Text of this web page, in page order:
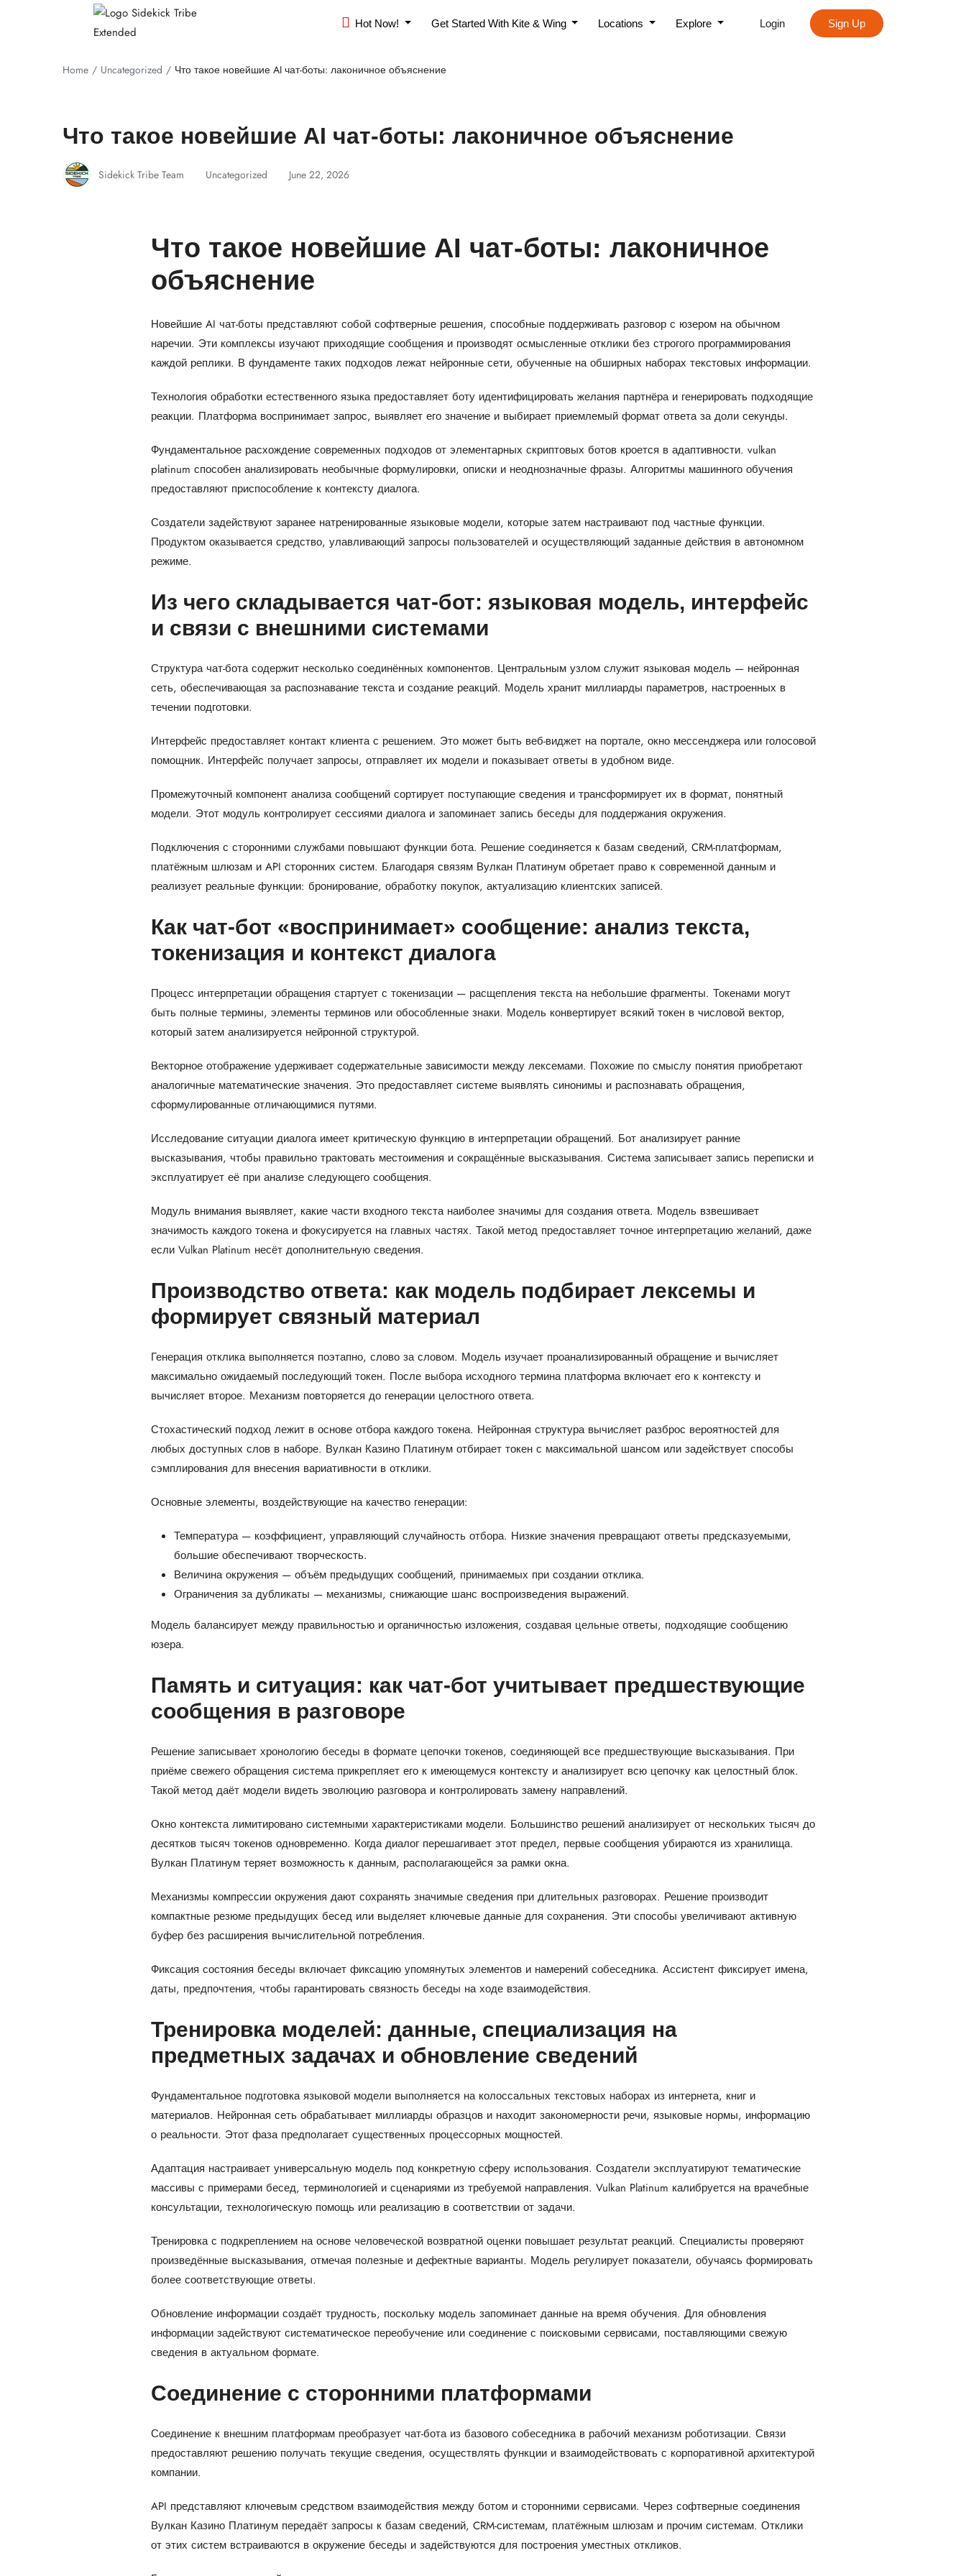
Hot Now! Get Started With Kite & Wing Locations Explore Login Sign Up
Home Uncategorized Что такое новейшие AI чат-боты: лаконичное объяснение
Что такое новейшие AI чат-боты: лаконичное объяснение
Sidekick Tribe Team Uncategorized June 22, 2026
Что такое новейшие AI чат-боты: лаконичное
объяснение
Новейшие AI чат-боты представляют собой софтверные решения, способные поддерживать разговор с юзером на обычном
наречии. Эти комплексы изучают приходящие сообщения и производят осмысленные отклики без строгого программирования
каждой реплики. В фундаменте таких подходов лежат нейронные сети, обученные на обширных наборах текстовых информации.
Технология обработки естественного языка предоставляет боту идентифицировать желания партнёра и генерировать подходящие
реакции. Платформа воспринимает запрос, выявляет его значение и выбирает приемлемый формат ответа за доли секунды.
Фундаментальное расхождение современных подходов от элементарных скриптовых ботов кроется в адаптивности. vulkan
platinum способен анализировать необычные формулировки, описки и неоднозначные фразы. Алгоритмы машинного обучения
предоставляют приспособление к контексту диалога.
Создатели задействуют заранее натренированные языковые модели, которые затем настраивают под частные функции.
Продуктом оказывается средство, улавливающий запросы пользователей и осуществляющий заданные действия в автономном
режиме.
Из чего складывается чат-бот: языковая модель, интерфейс
и связи с внешними системами
Структура чат-бота содержит несколько соединённых компонентов. Центральным узлом служит языковая модель — нейронная
сеть, обеспечивающая за распознавание текста и создание реакций. Модель хранит миллиарды параметров, настроенных в
течении подготовки.
Интерфейс предоставляет контакт клиента с решением. Это может быть веб-виджет на портале, окно мессенджера или голосовой
помощник. Интерфейс получает запросы, отправляет их модели и показывает ответы в удобном виде.
Промежуточный компонент анализа сообщений сортирует поступающие сведения и трансформирует их в формат, понятный
модели. Этот модуль контролирует сессиями диалога и запоминает запись беседы для поддержания окружения.
Подключения с сторонними службами повышают функции бота. Решение соединяется к базам сведений, CRM-платформам,
платёжным шлюзам и API сторонних систем. Благодаря связям Вулкан Платинум обретает право к современной данным и
реализует реальные функции: бронирование, обработку покупок, актуализацию клиентских записей.
Как чат-бот «воспринимает» сообщение: анализ текста,
токенизация и контекст диалога
Процесс интерпретации обращения стартует с токенизации — расщепления текста на небольшие фрагменты. Токенами могут
быть полные термины, элементы терминов или обособленные знаки. Модель конвертирует всякий токен в числовой вектор,
который затем анализируется нейронной структурой.
Векторное отображение удерживает содержательные зависимости между лексемами. Похожие по смыслу понятия приобретают
аналогичные математические значения. Это предоставляет системе выявлять синонимы и распознавать обращения,
сформулированные отличающимися путями.
Исследование ситуации диалога имеет критическую функцию в интерпретации обращений. Бот анализирует ранние
высказывания, чтобы правильно трактовать местоимения и сокращённые высказывания. Система записывает запись переписки и
эксплуатирует её при анализе следующего сообщения.
Модуль внимания выявляет, какие части входного текста наиболее значимы для создания ответа. Модель взвешивает
значимость каждого токена и фокусируется на главных частях. Такой метод предоставляет точное интерпретацию желаний, даже
если Vulkan Platinum несёт дополнительную сведения.
Производство ответа: как модель подбирает лексемы и
формирует связный материал
Генерация отклика выполняется поэтапно, слово за словом. Модель изучает проанализированный обращение и вычисляет
максимально ожидаемый последующий токен. После выбора исходного термина платформа включает его к контексту и
вычисляет второе. Механизм повторяется до генерации целостного ответа.
Стохастический подход лежит в основе отбора каждого токена. Нейронная структура вычисляет разброс вероятностей для
любых доступных слов в наборе. Вулкан Казино Платинум отбирает токен с максимальной шансом или задействует способы
сэмплирования для внесения вариативности в отклики.
Основные элементы, воздействующие на качество генерации:
Температура — коэффициент, управляющий случайность отбора. Низкие значения превращают ответы предсказуемыми,
большие обеспечивают творческость.
Величина окружения — объём предыдущих сообщений, принимаемых при создании отклика.
Ограничения за дубликаты — механизмы, снижающие шанс воспроизведения выражений.
Модель балансирует между правильностью и органичностью изложения, создавая цельные ответы, подходящие сообщению
юзера.
Память и ситуация: как чат-бот учитывает предшествующие
сообщения в разговоре
Решение записывает хронологию беседы в формате цепочки токенов, соединяющей все предшествующие высказывания. При
приёме свежего обращения система прикрепляет его к имеющемуся контексту и анализирует всю цепочку как целостный блок.
Такой метод даёт модели видеть эволюцию разговора и контролировать замену направлений.
Окно контекста лимитировано системными характеристиками модели. Большинство решений анализирует от нескольких тысяч до
десятков тысяч токенов одновременно. Когда диалог перешагивает этот предел, первые сообщения убираются из хранилища.
Вулкан Платинум теряет возможность к данным, располагающейся за рамки окна.
Механизмы компрессии окружения дают сохранять значимые сведения при длительных разговорах. Решение производит
компактные резюме предыдущих бесед или выделяет ключевые данные для сохранения. Эти способы увеличивают активную
буфер без расширения вычислительной потребления.
Фиксация состояния беседы включает фиксацию упомянутых элементов и намерений собеседника. Ассистент фиксирует имена,
даты, предпочтения, чтобы гарантировать связность беседы на ходе взаимодействия.
Тренировка моделей: данные, специализация на
предметных задачах и обновление сведений
Фундаментальное подготовка языковой модели выполняется на колоссальных текстовых наборах из интернета, книг и
материалов. Нейронная сеть обрабатывает миллиарды образцов и находит закономерности речи, языковые нормы, информацию
о реальности. Этот фаза предполагает существенных процессорных мощностей.
Адаптация настраивает универсальную модель под конкретную сферу использования. Создатели эксплуатируют тематические
массивы с примерами бесед, терминологией и сценариями из требуемой направления. Vulkan Platinum калибруется на врачебные
консультации, технологическую помощь или реализацию в соответствии от задачи.
Тренировка с подкреплением на основе человеческой возвратной оценки повышает результат реакций. Специалисты проверяют
произведённые высказывания, отмечая полезные и дефектные варианты. Модель регулирует показатели, обучаясь формировать
более соответствующие ответы.
Обновление информации создаёт трудность, поскольку модель запоминает данные на время обучения. Для обновления
информации задействуют систематическое переобучение или соединение с поисковыми сервисами, поставляющими свежую
сведения в актуальном формате.
Соединение с сторонними платформами
Соединение к внешним платформам преобразует чат-бота из базового собеседника в рабочий механизм роботизации. Связи
предоставляют решению получать текущие сведения, осуществлять функции и взаимодействовать с корпоративной архитектурой
компании.
API представляют ключевым средством взаимодействия между ботом и сторонними сервисами. Через софтверные соединения
Вулкан Казино Платинум передаёт запросы к базам сведений, CRM-системам, платёжным шлюзам и прочим системам. Отклики
от этих систем встраиваются в окружение беседы и задействуются для построения уместных откликов.